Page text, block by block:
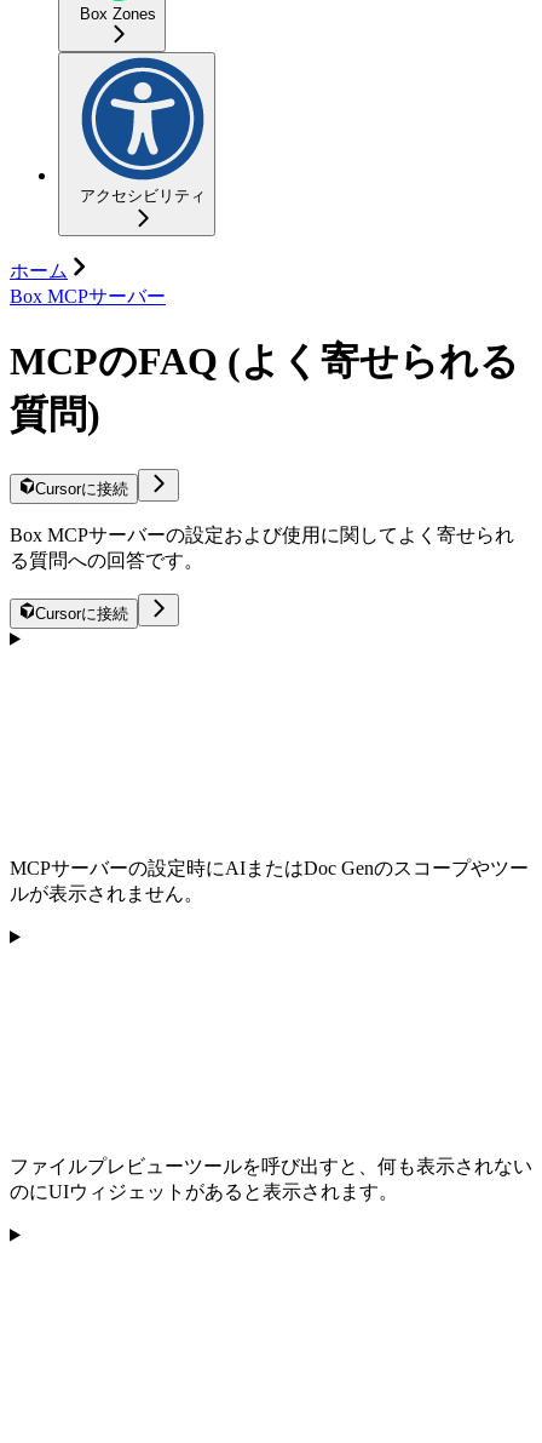
Box Zones
アクセシビリティ
ホーム
Box MCPサーバー
MCPのFAQ (よく寄せられる
質問)
Cursorに接続
Box MCPサーバーの設定および使用に関してよく寄せられ
る質問への回答です。
Cursorに接続
MCPサーバーの設定時にAIまたはDoc Genのスコープやツー
ルが表示されません。
ファイルプレビューツールを呼び出すと、何も表示されない
のにUIウィジェットがあると表示されます。